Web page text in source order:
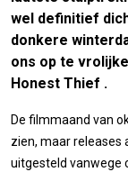
wel definitief
donkere
ons op te
Honest Thief .
De filmmaand van
zien, maar releases
uitgesteld vanwege